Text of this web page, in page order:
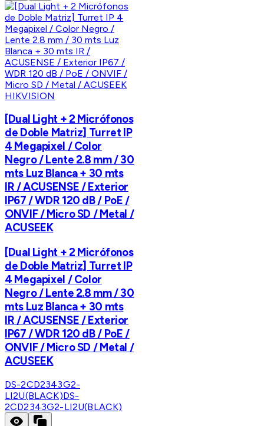
HIKVISION
[Dual Light + 2 Micrófonos
de Doble Matriz] Turret IP
4 Megapixel / Color
Negro / Lente 2.8 mm / 30
mts Luz Blanca + 30 mts
IR / ACUSENSE / Exterior
IP67 / WDR 120 dB / PoE /
ONVIF / Micro SD / Metal /
ACUSEEK
[Dual Light + 2 Micrófonos
de Doble Matriz] Turret IP
4 Megapixel / Color
Negro / Lente 2.8 mm / 30
mts Luz Blanca + 30 mts
IR / ACUSENSE / Exterior
IP67 / WDR 120 dB / PoE /
ONVIF / Micro SD / Metal /
ACUSEEK
DS-2CD2343G2-
LI2U(BLACK)DS-
2CD2343G2-LI2U(BLACK)